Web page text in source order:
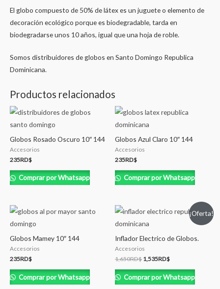
El globo compuesto de 50% de látex es un juguete o elemento de
decoración ecológico porque es biodegradable, tarda en
biodegradarse unos 10 años, igual que una hoja de roble.
Somos distribuidores de globos en Santo Domingo Republica
Dominicana.
Productos relacionados
Globos Rosado Oscuro 10″ 144
Accesorios
235RD$
Comprar por Whatsapp
Globos Azul Claro 10″ 144
Accesorios
235RD$
Comprar por Whatsapp
Globos Mamey 10″ 144
Accesorios
235RD$
Comprar por Whatsapp
¡Oferta!
Inflador Electrico de Globos.
Accesorios
1,650RD$ 1,535RD$
Comprar por Whatsapp